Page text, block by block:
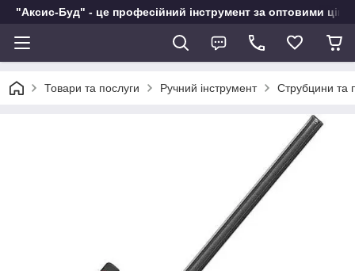
"Аксис-Буд" - це професійний інструмент за оптовими
Товари та послуги Ручний інструмент Струбцини та